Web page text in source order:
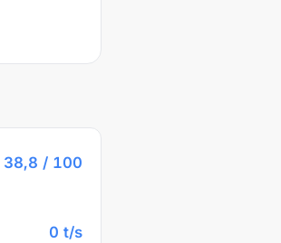
38,8 / 100
0 t/s